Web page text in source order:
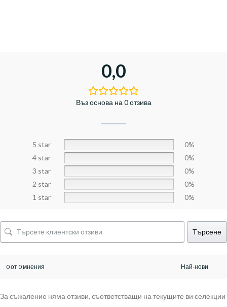
0,0
Въз основа на 0 отзива
5 star
0%
4 star
0%
3 star
0%
2 star
0%
1 star
0%
Търсене
0 от 0 мнения
За съжаление няма отзиви, съответстващи на текущите ви селекции